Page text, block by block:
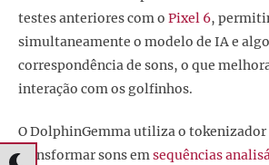
testes anteriores com o Pixel 6,
simultaneamente o modelo de IA e
correspondência de sons, o que
interação com os golfinhos.
O DolphinGemma utiliza o tokenizador
transformar sons emsequências